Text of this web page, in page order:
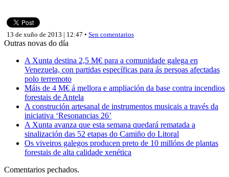
13 de xuño de 2013 | 12:47 • Sen comentarios
Outras novas do día
A Xunta destina 2,5 M€ para a comunidade galega en
Venezuela, con partidas específicas para ás persoas afectadas
polo terremoto
Máis de 4 M€ á mellora e ampliación da base contra incendios
forestais de Antela
A construción artesanal de instrumentos musicais a través da
iniciativa ‘Resonancias 26’
A Xunta avanza que esta semana quedará rematada a
sinalización das 52 etapas do Camiño do Litoral
Os viveiros galegos producen preto de 10 millóns de plantas
forestais de alta calidade xenética
Comentarios pechados.